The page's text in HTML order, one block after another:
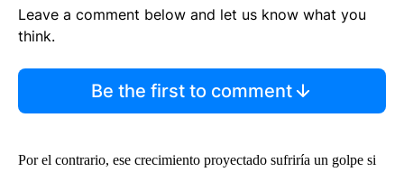
Leave a comment below and let us know what you
think.
Be the first to comment
Por el contrario, ese crecimiento proyectado sufriría un golpe si